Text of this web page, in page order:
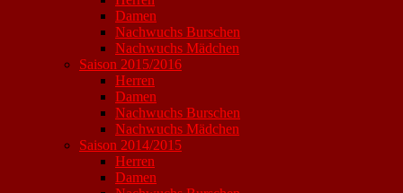
Damen
Nachwuchs Burschen
Nachwuchs Mädchen
Saison 2015/2016
Herren
Damen
Nachwuchs Burschen
Nachwuchs Mädchen
Saison 2014/2015
Herren
Damen